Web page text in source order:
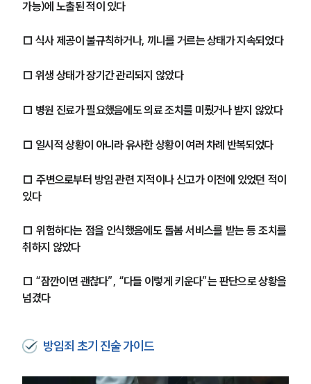
소식/자료
언론보도
공지사항
법률서식
세미나
가능)에 노출된 적이 있다
□ 식사 제공이 불규칙하거나, 끼니를 거르는 상태가 지속되었다
□ 위생 상태가 장기간 관리되지 않았다
□ 병원 진료가 필요했음에도 의료 조치를 미뤘거나 받지 않았다
□ 일시적 상황이 아니라 유사한 상황이 여러 차례 반복되었다
□ 주변으로부터 방임 관련 지적이나 신고가 이전에 있었던 적이
있다
□ 위험하다는 점을 인식했음에도 돌봄 서비스를 받는 등 조치를
취하지 않았다
□ “잠깐이면 괜찮다”, “다들 이렇게 키운다”는 판단으로 상황을
넘겼다
방임죄 초기 진술 가이드